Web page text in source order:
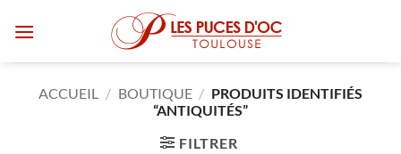
ACCUEIL / BOUTIQUE / PRODUITS IDENTIFIÉS
“ANTIQUITÉS”
FILTRER